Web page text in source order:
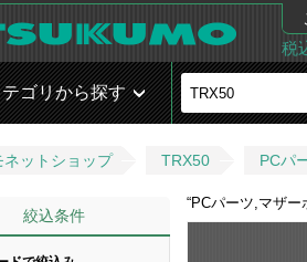
税
ゴリから探す
ネットショップ TRX50 PCパ
絞込条件
“PCパーツ,マザー